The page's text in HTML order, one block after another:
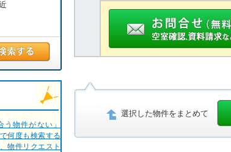
選択した物件をまとめて
う物件がない」
何度も検索する
物件リクエスト